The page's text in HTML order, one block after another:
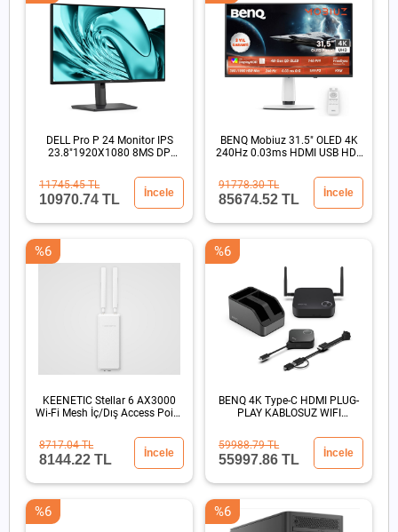
DELL Pro P 24 Monitor IPS
23.8"1920X1080 8MS DP
11745.45 TL
10970.74 TL İncele
BENQ Mobiuz 31.5" OLED 4K
240Hz 0.03ms HDMI USB HDR
91778.30 TL
85674.52 TL İncele
KEENETIC Stellar 6 AX3000
Wi-Fi Mesh İç/Dış Access Point
%6
8717.04 TL
8144.22 TL İncele
BENQ 4K Type-C HDMI PLUG-
PLAY KABLOSUZ WIFI
CIHAZI
%6
59988.79 TL
55997.86 TL İncele
%6 %6